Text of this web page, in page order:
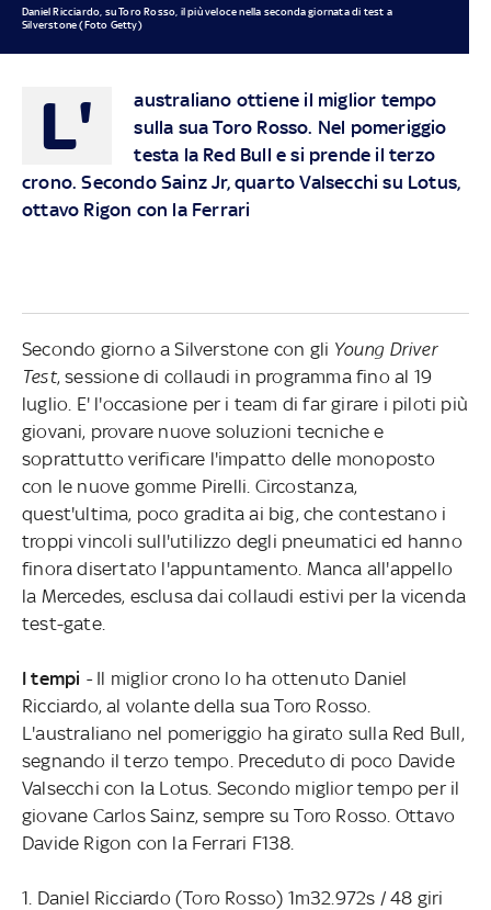
Daniel Ricciardo, su Toro Rosso, il più veloce nella seconda giornata di test a
Silverstone (Foto Getty)
L'
australiano ottiene il miglior tempo
sulla sua Toro Rosso. Nel pomeriggio
testa la Red Bull e si prende il terzo
crono. Secondo Sainz Jr, quarto Valsecchi su Lotus,
ottavo Rigon con la Ferrari
Secondo giorno a Silverstone con gli Young Driver
Test, sessione di collaudi in programma fino al 19
luglio. E' l'occasione per i team di far girare i piloti più
giovani, provare nuove soluzioni tecniche e
soprattutto verificare l'impatto delle monoposto
con le nuove gomme Pirelli. Circostanza,
quest'ultima, poco gradita ai big, che contestano i
troppi vincoli sull'utilizzo degli pneumatici ed hanno
finora disertato l'appuntamento. Manca all'appello
la Mercedes, esclusa dai collaudi estivi per la vicenda
test-gate.
I tempi - Il miglior crono lo ha ottenuto Daniel
Ricciardo, al volante della sua Toro Rosso.
L'australiano nel pomeriggio ha girato sulla Red Bull,
segnando il terzo tempo. Preceduto di poco Davide
Valsecchi con la Lotus. Secondo miglior tempo per il
giovane Carlos Sainz, sempre su Toro Rosso. Ottavo
Davide Rigon con la Ferrari F138.
1. Daniel Ricciardo (Toro Rosso) 1m32.972s / 48 giri